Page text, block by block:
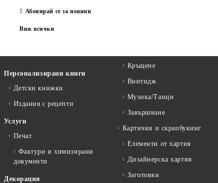
Абонирай се за новини
Виж всички
Персонализирани книги
Детски книжки
Издания с рецепти
Услуги
Печат
Фактури и химизирани
документи
Декорация
Кръщене
Винтидж
Музика/Танци
Завършване
Картички и скрапбукинг
Елементи от хартия
Дизайнерска хартия
Заготовки